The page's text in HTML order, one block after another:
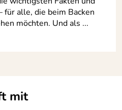
alle, die beim Backen
möchten. Und als ...
mit